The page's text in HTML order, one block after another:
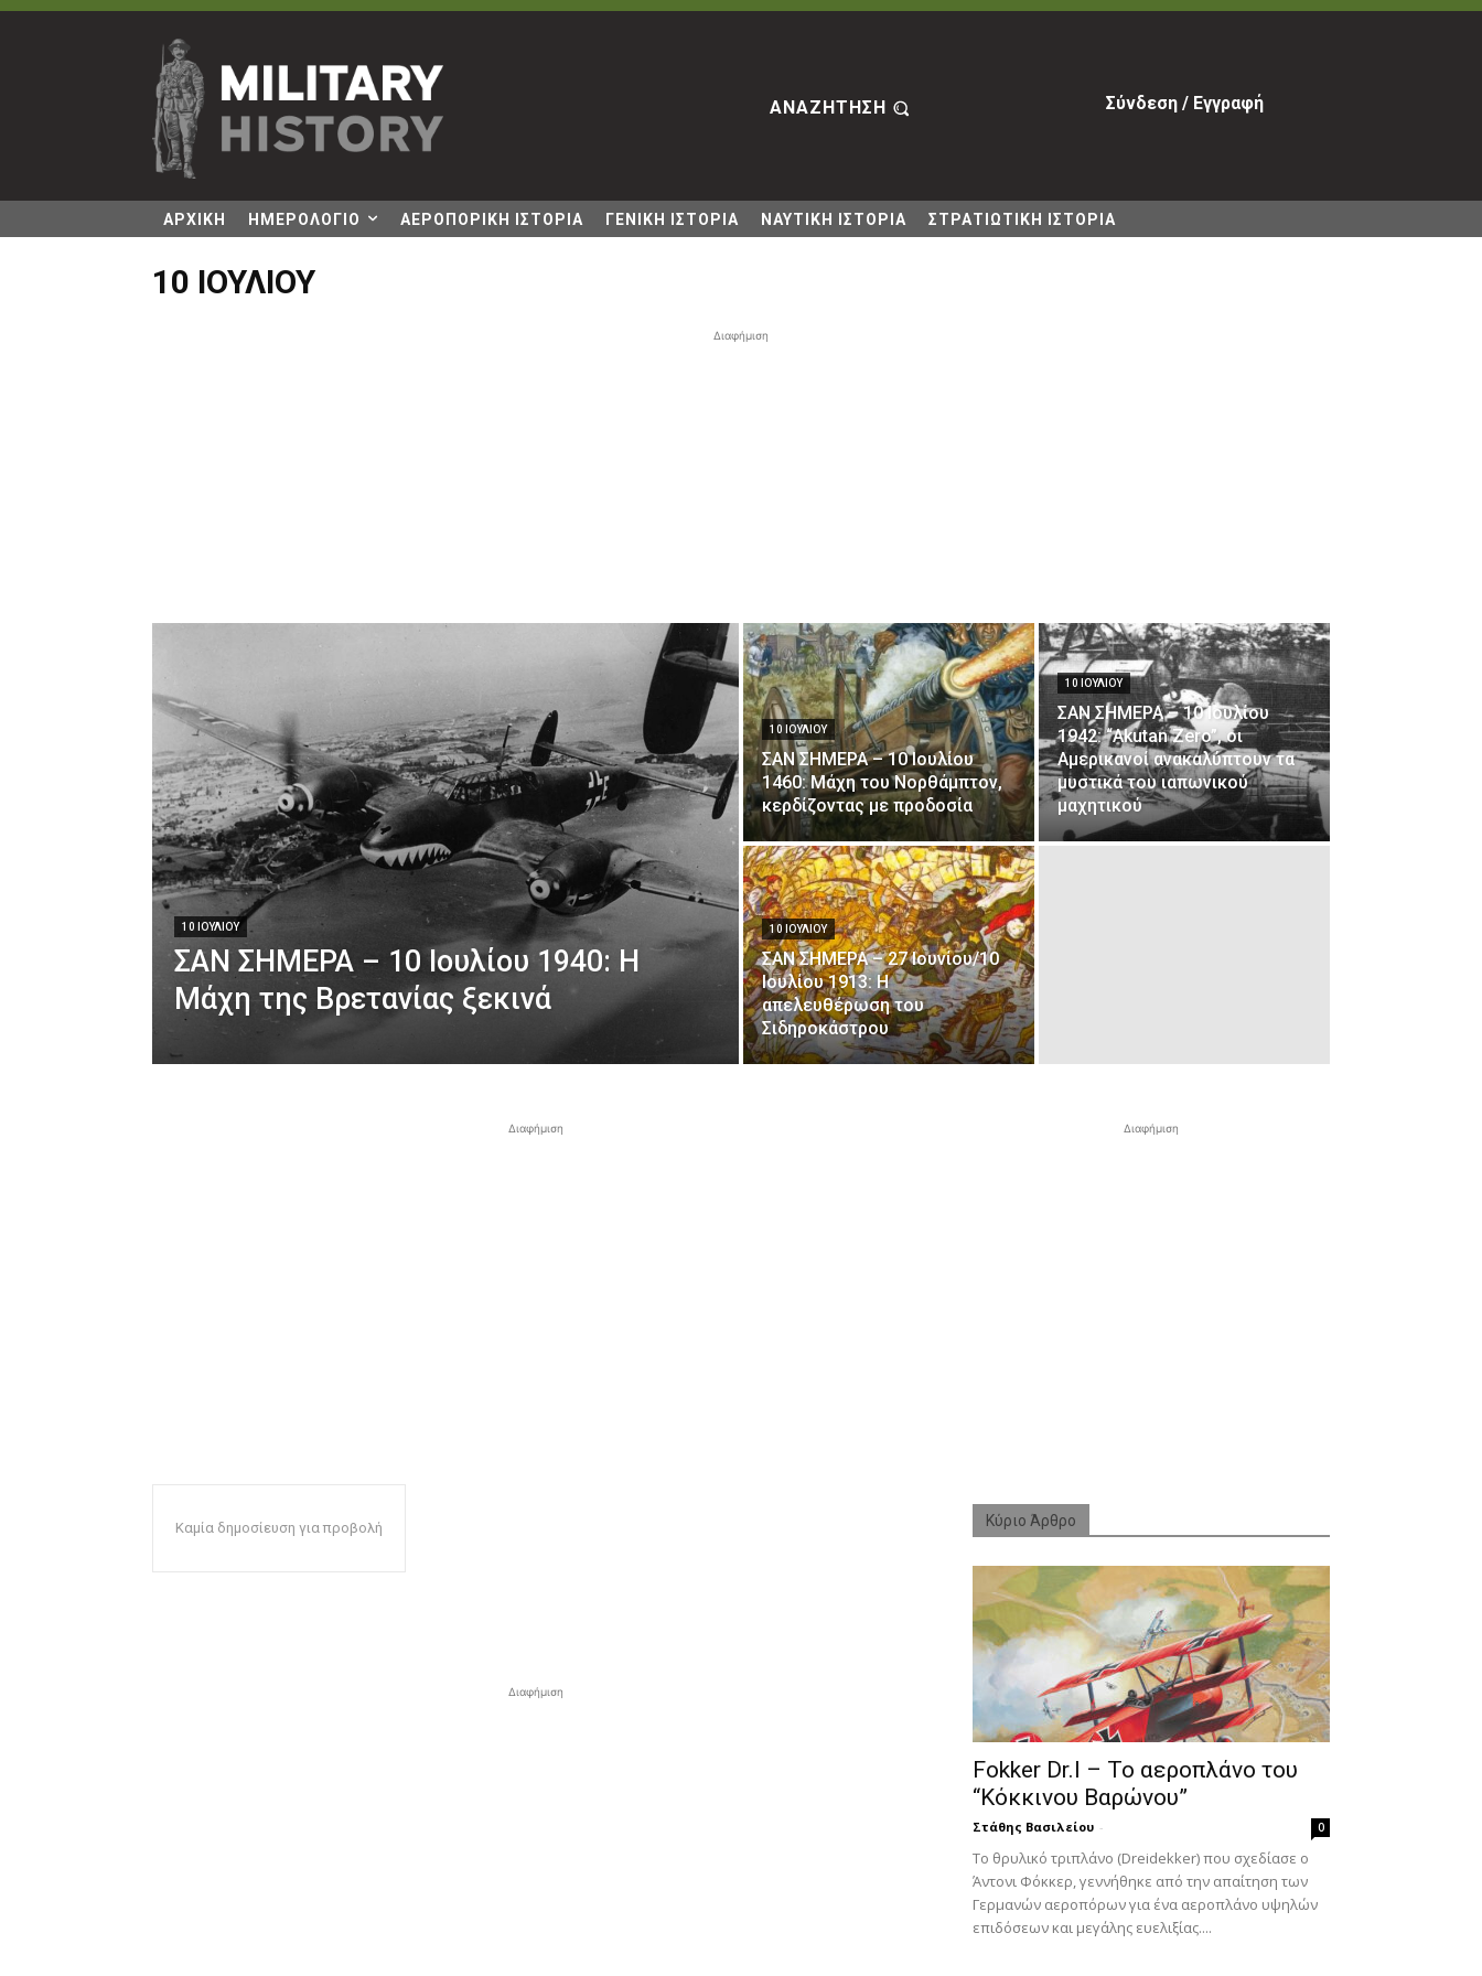
ΑΝΑΖΗΤΗΣΗ Σύνδεση / Εγγραφή
ΑΡΧΙΚΗ ΗΜΕΡΟΛΟΓΙΟ ΑΕΡΟΠΟΡΙΚΗ ΙΣΤΟΡΙΑ ΓΕΝΙΚΗ ΙΣΤΟΡΙΑ ΝΑΥΤΙΚΗ ΙΣΤΟΡΙΑ ΣΤΡΑΤΙΩΤΙΚΗ ΙΣΤΟΡΙΑ
10 ΙΟΥΛΊΟΥ
Διαφήμιση
10 ΙΟΥΛΊΟΥ
ΣΑΝ ΣΗΜΕΡΑ – 10 Ιουλίου 1940: Η
Μάχη της Βρετανίας ξεκινά
10 ΙΟΥΛΊΟΥ
ΣΑΝ ΣΗΜΕΡΑ – 10 Ιουλίου
1460: Μάχη του Νορθάμπτον,
κερδίζοντας με προδοσία
10 ΙΟΥΛΊΟΥ
ΣΑΝ ΣΗΜΕΡΑ – 10 Ιουλίου
1942: “Akutan Zero”, οι
Αμερικανοί ανακαλύπτουν τα
μυστικά του ιαπωνικού
μαχητικού
10 ΙΟΥΛΊΟΥ
ΣΑΝ ΣΗΜΕΡΑ – 27 Ιουνίου/10
Ιουλίου 1913: Η
απελευθέρωση του
Σιδηροκάστρου
Διαφήμιση
Καμία δημοσίευση για προβολή
Διαφήμιση
Διαφήμιση
Κύριο Άρθρο
Fokker Dr.I – To αεροπλάνο του
“Κόκκινου Βαρώνου”
Στάθης Βασιλείου - 0
Tο θρυλικό τριπλάνο (Dreidekker) που σχεδίασε ο
Άντονι Φόκκερ, γεννήθηκε από την απαίτηση των
Γερμανών αεροπόρων για ένα αεροπλάνο υψηλών
επιδόσεων και μεγάλης ευελιξίας....